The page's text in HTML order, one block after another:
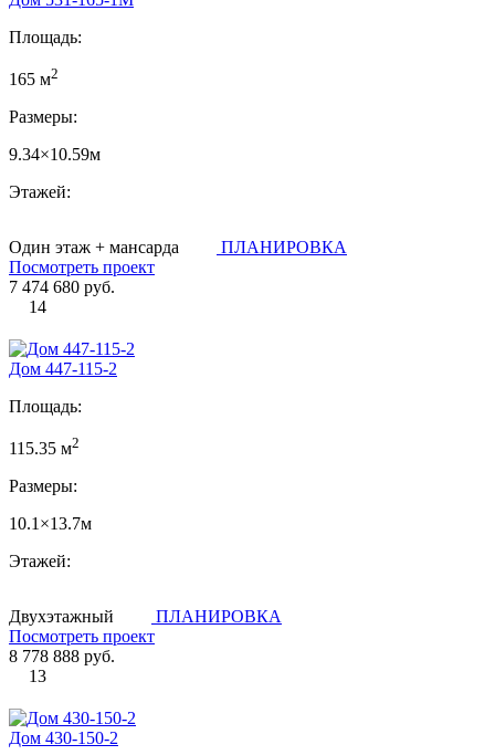
Площадь:
165 м2
Размеры:
9.34×10.59м
Этажей:
Один этаж + мансарда
ПЛАНИРОВКА
Посмотреть проект
7 474 680 руб.
14
Дом 447-115-2
Площадь:
115.35 м2
Размеры:
10.1×13.7м
Этажей:
Двухэтажный
ПЛАНИРОВКА
Посмотреть проект
8 778 888 руб.
13
Дом 430-150-2